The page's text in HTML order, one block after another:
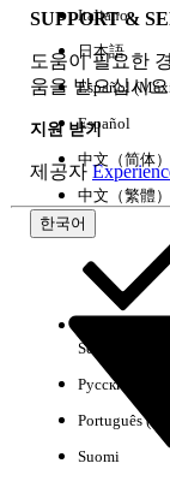
SUPPORT &
도움이 필요한
움을 받으십시
지원 받기
제공자
한국어
Italiano
日本語
Español
Español
中文（简体）
中文（繁體）
Select Org
Русский
Português
Suomi